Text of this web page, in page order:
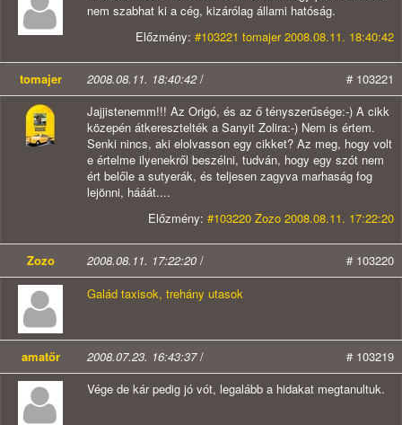
nem szabhat ki a cég, kizárólag állami hatóság.
Előzmény: #103221 tomajer 2008.08.11. 18:40:42
tomajer 2008.08.11. 18:40:42/
# 103221
Jajjistenemm!!! Az Origó, és az ő tényszerűsége:-) A cikk
közepén átkeresztelték a Sanyit Zolira:-) Nem is értem.
Senki nincs, aki elolvasson egy cikket? Az meg, hogy volt
e értelme ilyenekről beszélni, tudván, hogy egy szót nem
ért belőle a sutyerák, és teljesen zagyva marhaság fog
lejönni, hááát....
Előzmény: #103220 Zozo 2008.08.11. 17:22:20
Zozo 2008.08.11. 17:22:20 /
# 103220
Galád taxisok, trehány utasok
amatőr 2008.07.23. 16:43:37/
# 103219
Vége de kár pedig jó vót, legalább a hidakat megtanultuk.